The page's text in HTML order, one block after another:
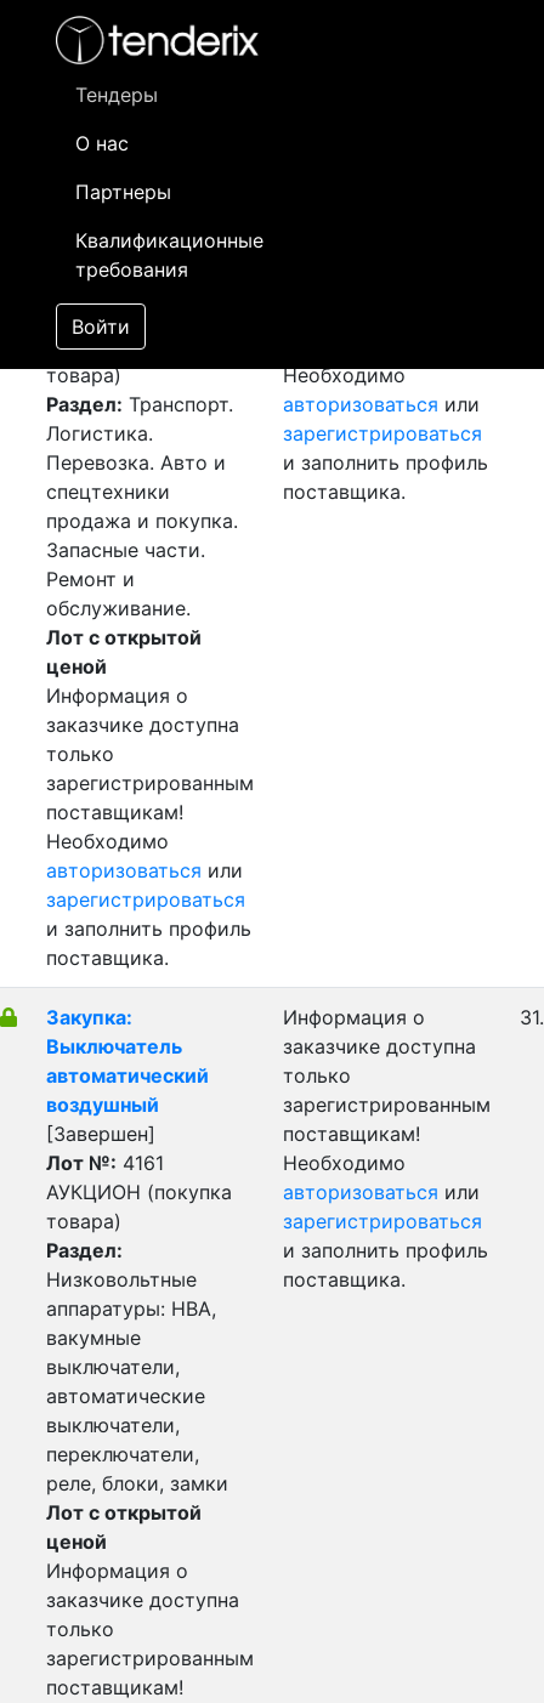
Тендеры
О нас
Партнеры
Квалификационные
требования
Войти
- активный лот
- сохраненный лот (не опубликован)
Закупка: Седельный
тягач и полуприцеп
[Завершен]
Лот №:4162
АУКЦИОН (покупка
товара)
Раздел: Транспорт.
Логистика.
Перевозка. Авто и
спецтехники
продажа и покупка.
Запасные части.
Ремонт и
обслуживание.
Лот с открытой
ценой
Информация о
заказчике доступна
только
зарегистрированным
поставщикам!
Необходимо
авторизоваться или
зарегистрироваться
и заполнить профиль
поставщика.
Необходимо
авторизоваться или
зарегистрироваться
и заполнить профиль
поставщика.
Закупка:
Выключатель
автоматический
воздушный
[Завершен]
Лот №: 4161
АУКЦИОН (покупка
товара)
Раздел:
Низковольтные
аппаратуры: НВА,
вакумные
выключатели,
автоматические
выключатели,
переключатели,
реле, блоки, замки
Лот с открытой
ценой
Информация о
заказчике доступна
только
зарегистрированным
поставщикам!
Информация о
заказчике доступна
только
зарегистрированным
поставщикам!
Необходимо
авторизоваться или
зарегистрироваться
и заполнить профиль
поставщика.